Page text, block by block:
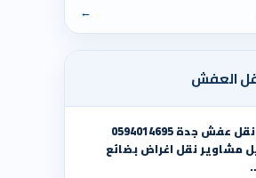
←
العفش
دباب نقل عفش جدة 0594014695
مشاوير نقل اغراض بضائع